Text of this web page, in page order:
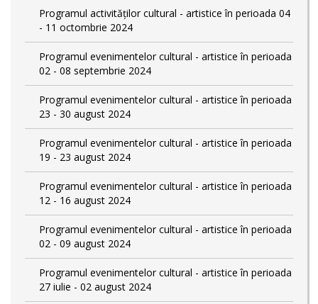
Programul activităților cultural - artistice în perioada 04
- 11 octombrie 2024
Programul evenimentelor cultural - artistice în perioada
02 - 08 septembrie 2024
Programul evenimentelor cultural - artistice în perioada
23 - 30 august 2024
Programul evenimentelor cultural - artistice în perioada
19 - 23 august 2024
Programul evenimentelor cultural - artistice în perioada
12 - 16 august 2024
Programul evenimentelor cultural - artistice în perioada
02 - 09 august 2024
Programul evenimentelor cultural - artistice în perioada
27 iulie - 02 august 2024